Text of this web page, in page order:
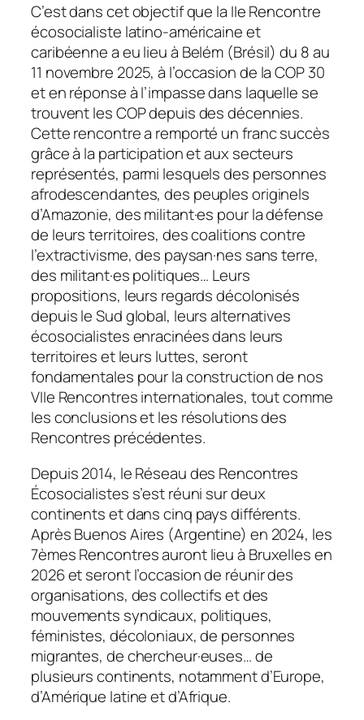
C’est dans cet objectif que la IIe Rencontre
écosocialiste latino-américaine et
caribéenne a eu lieu à Belém (Brésil) du 8 au
11 novembre 2025, à l’occasion de la COP 30
et en réponse à l’impasse dans laquelle se
trouvent les COP depuis des décennies.
Cette rencontre a remporté un franc succès
grâce à la participation et aux secteurs
représentés, parmi lesquels des personnes
afrodescendantes, des peuples originels
d’Amazonie, des militant·es pour la défense
de leurs territoires, des coalitions contre
l’extractivisme, des paysan·nes sans terre,
des militant·es politiques… Leurs
propositions, leurs regards décolonisés
depuis le Sud global, leurs alternatives
écosocialistes enracinées dans leurs
territoires et leurs luttes, seront
fondamentales pour la construction de nos
VIIe Rencontres internationales, tout comme
les conclusions et les résolutions des
Rencontres précédentes.
Depuis 2014, le Réseau des Rencontres
Écosocialistes s’est réuni sur deux
continents et dans cinq pays différents.
Après Buenos Aires (Argentine) en 2024, les
7èmes Rencontres auront lieu à Bruxelles en
2026 et seront l’occasion de réunir des
organisations, des collectifs et des
mouvements syndicaux, politiques,
féministes, décoloniaux, de personnes
migrantes, de chercheur·euses… de
plusieurs continents, notamment d’Europe,
d’Amérique latine et d’Afrique.